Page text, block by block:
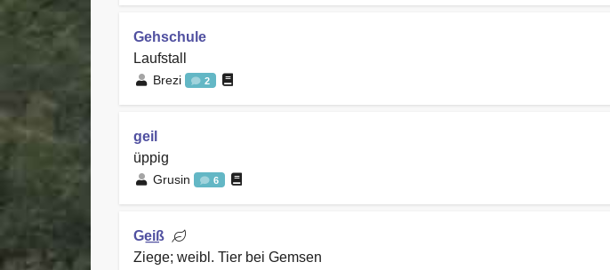
Gehschule
Laufstall
Brezi 2
geil
üppig
Grusin 6
Ge͟iß
Ziege; weibl. Tier bei Gemsen